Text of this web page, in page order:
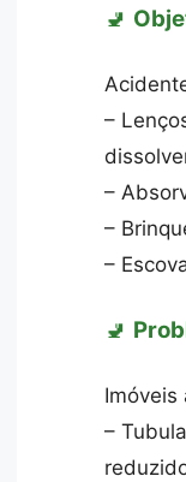
🚽
–
–
–
–
🚽
Imóveis
–